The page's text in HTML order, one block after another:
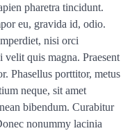
pharetra tincidunt.
eu, gravida id, odio.
nisi orci
velit quis magna. Praesent
Phasellus porttitor, metus
neque, sit amet
bibendum. Curabitur
nonummy lacinia